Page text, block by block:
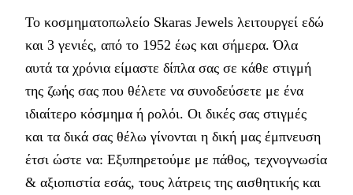
Το κοσμηματοπωλείο Skaras Jewels λειτουργεί εδώ
και 3 γενιές, από το 1952 έως και σήμερα. Όλα
αυτά τα χρόνια είμαστε δίπλα σας σε κάθε στιγμή
της ζωής σας που θέλετε να συνοδεύσετε με ένα
ιδιαίτερο κόσμημα ή ρολόι. Οι δικές σας στιγμές
και τα δικά σας θέλω γίνονται η δική μας έμπνευση
έτσι ώστε να: Εξυπηρετούμε με πάθος, τεχνογνωσία
& αξιοπιστία εσάς, τους λάτρεις της αισθητικής και